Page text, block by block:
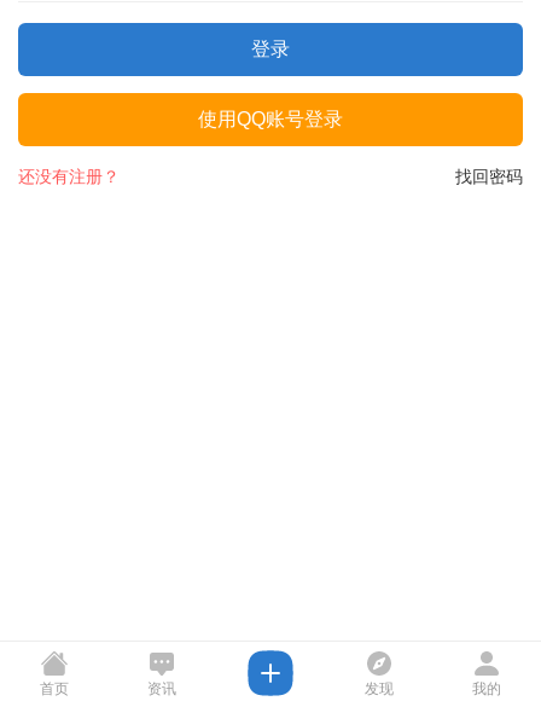
登录
使用QQ账号登录
找回密码
还没有注册？
首页 资讯 发现 我的